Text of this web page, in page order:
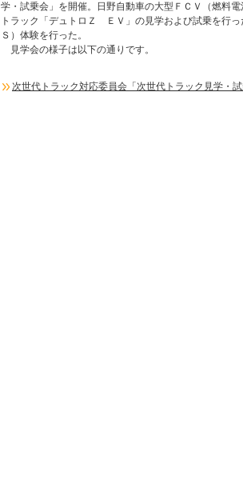
学・試乗会」を開催。日野自動車の大型ＦＣＶ（燃料
トラック「デュトロＺ ＥＶ」の見学および試乗を行
Ｓ）体験を行った。
見学会の様子は以下の通りです。
次世代トラック対応委員会「次世代トラック見学・